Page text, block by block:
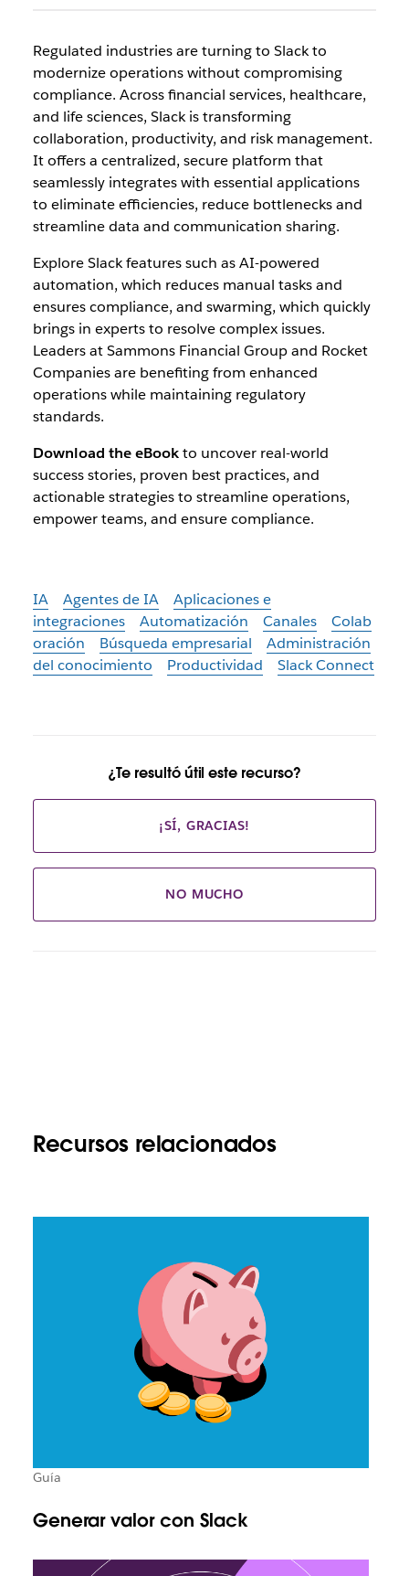
Regulated industries are turning to Slack to
modernize operations without compromising
compliance. Across financial services, healthcare,
and life sciences, Slack is transforming
collaboration, productivity, and risk management.
It offers a centralized, secure platform that
seamlessly integrates with essential applications
to eliminate efficiencies, reduce bottlenecks and
streamline data and communication sharing.
Explore Slack features such as AI-powered
automation, which reduces manual tasks and
ensures compliance, and swarming, which quickly
brings in experts to resolve complex issues.
Leaders at Sammons Financial Group and Rocket
Companies are benefiting from enhanced
operations while maintaining regulatory
standards.
Download the eBookto uncover real-world
success stories, proven best practices, and
actionable strategies to streamline operations,
empower teams, and ensure compliance.
IA Agentes de IA
Aplicaciones e
integraciones
Automatización Canales
Colab
oración
Búsqueda empresarial
Administración
del conocimiento
Productividad Slack Connect
¿Te resultó útil este recurso?
¡SÍ, GRACIAS!
NO MUCHO
Recursos relacionados
Guía
Generar valor con Slack